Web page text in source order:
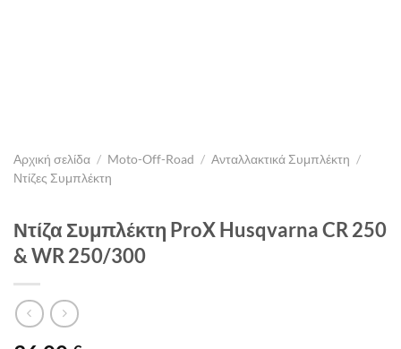
Αρχική σελίδα / Moto-Off-Road / Ανταλλακτικά Συμπλέκτη /
Ντίζες Συμπλέκτη
Ντίζα Συμπλέκτη ProX Husqvarna CR 250
& WR 250/300